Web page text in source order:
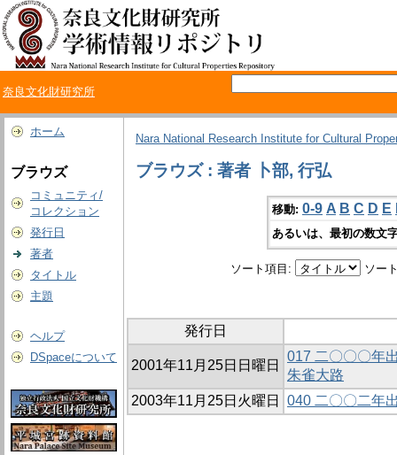
奈良文化財研究所
ホーム
ブラウズ
コミュニティ/
コレクション
発行日
著者
タイトル
主題
ヘルプ
DSpaceについて
Nara National Research Institute for Cultural
ブラウズ : 著者 卜部, 行弘
移動: 0-9 A B C D E
あるいは、最初の数文
ソート項目: ソー
発行日
2001年11月25日日曜日
017 二〇〇〇年
朱雀大路
2003年11月25日火曜日
040 二〇〇二年